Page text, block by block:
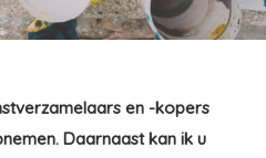
en -kopers
Daarnaast kan ik u